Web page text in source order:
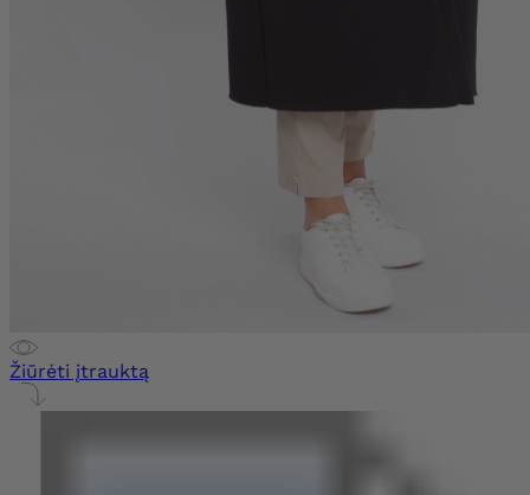
Žiūrėti įtrauktą